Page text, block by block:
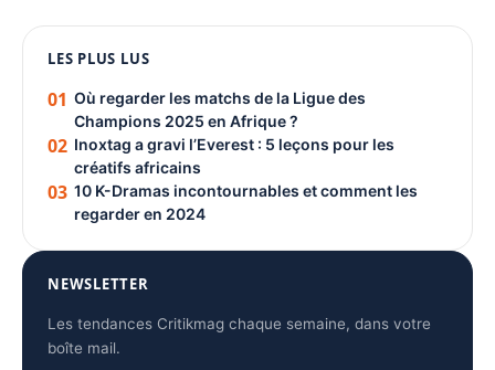
PUBLICITÉ
LES PLUS LUS
01 Où regarder les matchs de la Ligue des
Champions 2025 en Afrique ?
02 Inoxtag a gravi l’Everest : 5 leçons pour les
créatifs africains
03 10 K-Dramas incontournables et comment les
regarder en 2024
NEWSLETTER
Les tendances Critikmag chaque semaine, dans votre
boîte mail.